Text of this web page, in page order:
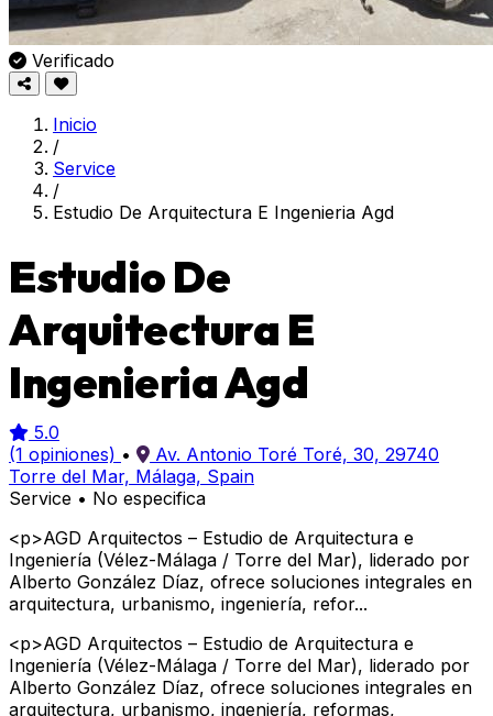
Verificado
Inicio
/
Service
/
Estudio De Arquitectura E Ingenieria Agd
Estudio De
Arquitectura E
Ingenieria Agd
5.0
(1 opiniones) •
Av. Antonio Toré Toré, 30, 29740
Torre del Mar, Málaga, Spain
Service • No especifica
<p>AGD Arquitectos – Estudio de Arquitectura e
Ingeniería (Vélez-Málaga / Torre del Mar), liderado por
Alberto González Díaz, ofrece soluciones integrales en
arquitectura, urbanismo, ingeniería, refor...
<p>AGD Arquitectos – Estudio de Arquitectura e
Ingeniería (Vélez-Málaga / Torre del Mar), liderado por
Alberto González Díaz, ofrece soluciones integrales en
arquitectura, urbanismo, ingeniería, reformas,